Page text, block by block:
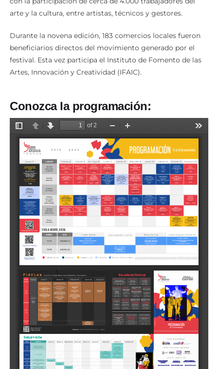
con la participación de cerca de 4.000 trabajadores del
arte y la cultura, entre artistas, técnicos y gestores.
Durante la novena edición, 183 comercios locales fueron
beneficiarios directos del movimiento generado por el
festival. Esta vez participa el Instituto de Fomento de las
Artes, Innovación y Creatividad (IFAIC).
Conozca la programación: